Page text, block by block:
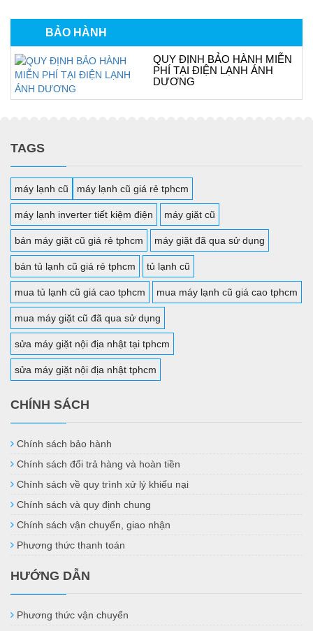
BẢO HÀNH
QUY ĐỊNH BẢO HÀNH MIỄN
PHÍ TẠI ĐIỆN LẠNH ÁNH
DƯƠNG
TAGS
máy lạnh cũ máy lạnh cũ giá rẻ tphcm
máy lạnh inverter tiết kiệm điện máy giặt cũ
bán máy giặt cũ giá rẻ tphcm máy giặt đã qua sử dụng
bán tủ lạnh cũ giá rẻ tphcm tủ lạnh cũ
mua tủ lạnh cũ giá cao tphcm mua máy lạnh cũ giá cao tphcm
mua máy giặt cũ đã qua sử dụng
sửa máy giặt nội địa nhật tại tphcm
sửa máy giặt nội địa nhật tphcm
CHÍNH SÁCH
Chính sách bảo hành
Chính sách đổi trả hàng và hoàn tiền
Chính sách về quy trình xử lý khiếu nại
Chính sách và quy định chung
Chính sách vận chuyển, giao nhận
Phương thức thanh toán
HƯỚNG DẪN
Phương thức vận chuyển